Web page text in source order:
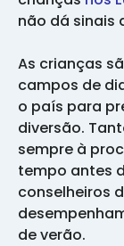
não dá sinais
As crianças
campos de
o país para
diversão.
sempre à
tempo antes
conselheiros
de verão.